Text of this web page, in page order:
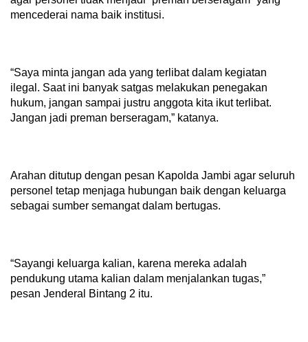
mencederai nama baik institusi.
“Saya minta jangan ada yang terlibat dalam kegiatan
ilegal. Saat ini banyak satgas melakukan penegakan
hukum, jangan sampai justru anggota kita ikut terlibat.
Jangan jadi preman berseragam,” katanya.
Arahan ditutup dengan pesan Kapolda Jambi agar seluruh
personel tetap menjaga hubungan baik dengan keluarga
sebagai sumber semangat dalam bertugas.
“Sayangi keluarga kalian, karena mereka adalah
pendukung utama kalian dalam menjalankan tugas,”
pesan Jenderal Bintang 2 itu.